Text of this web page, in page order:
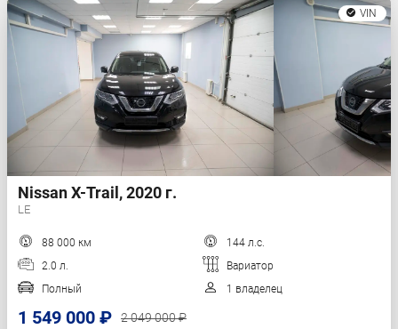
VIN
Nissan X-Trail, 2020 г.
LE
88 000 км
144 л.с.
2.0 л.
Вариатор
Полный
1 владелец
1 549 000 ₽
2 049 000 ₽